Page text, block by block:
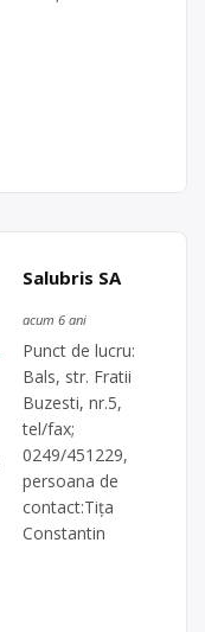
Salubris SA
acum 6 ani
Punct de lucru:
Bals, str. Fratii
Buzesti, nr.5,
tel/fax;
0249/451229,
persoana de
contact:Tiţa
Constantin